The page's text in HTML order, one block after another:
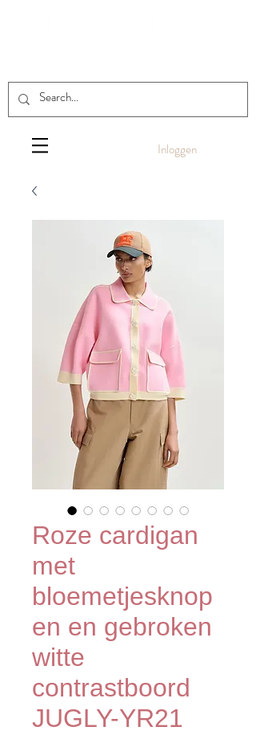
Inloggen
Roze cardigan
met
bloemetjesknop
en en gebroken
witte
contrastboord
JUGLY-YR21